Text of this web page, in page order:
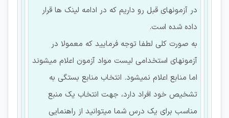
در آزمونهای قبل رو داریم که در ادامه لینک ها قرار
داده شده است.
به صورت کلی لطفا توجه فرمایید که معمولا در
آزمونهای استخدامی لیست مواد آزمون اعلام میشوند
اما منابع اعلام نمیشود. انتخاب منابع بستگی به
تشخیص خود افراد دارد، جهت انتخاب یک منبع
مناسب برای یک درس شما میتوانید از راهنمایی